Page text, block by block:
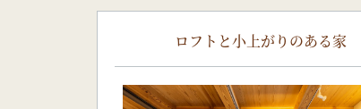
ロフトと小上がりのある家